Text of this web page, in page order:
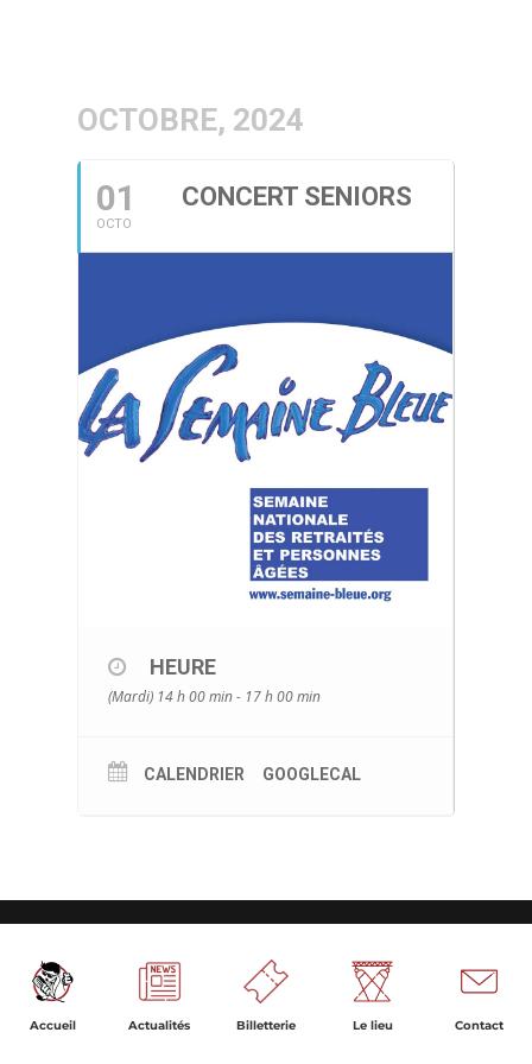
OCTOBRE, 2024
01
OCTO
CONCERT SENIORS
HEURE
(Mardi) 14 h 00 min - 17 h 00 min
CALENDRIER GOOGLECAL
Accueil Actualités Billetterie Le lieu Contact